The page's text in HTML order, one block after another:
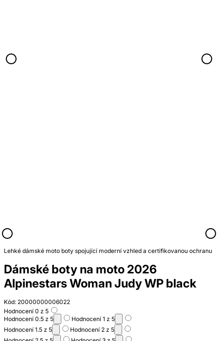
Lehké dámské moto boty spojující moderní vzhled a certifikovanou ochranu
Dámské boty na moto 2026
Alpinestars Woman Judy WP black
Kód: 20000000006022
Hodnocení 0 z 5
Hodnocení 0.5 z 5
Hodnocení 1 z 5
Hodnocení 1.5 z 5
Hodnocení 2 z 5